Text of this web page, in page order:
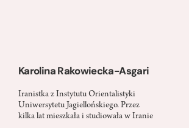
Karolina Rakowiecka-Asgari
Iranistka z Instytutu Orientalistyki
Uniwersytetu Jagiellońskiego. Przez
kilka lat mieszkała i studiowała w Iranie